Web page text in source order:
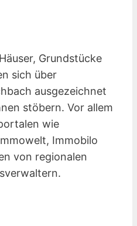
Grundstücke
sich über
ausgezeichnet
stöbern. Vor allem
wie
Immobilo
von regionalen